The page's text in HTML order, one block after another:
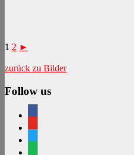
1 2 ►
zurück zu Bilder
Follow us